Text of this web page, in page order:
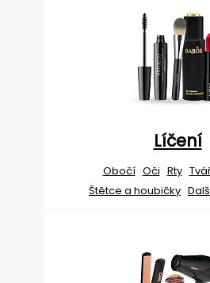
Líčení
Obočí Oči Rty
Štětce a houbičky